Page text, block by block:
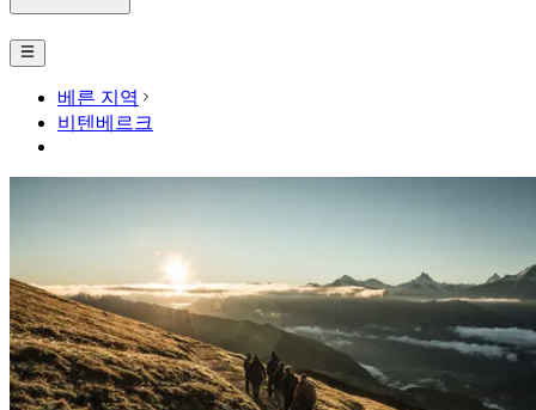
베른 지역
비텐베르크